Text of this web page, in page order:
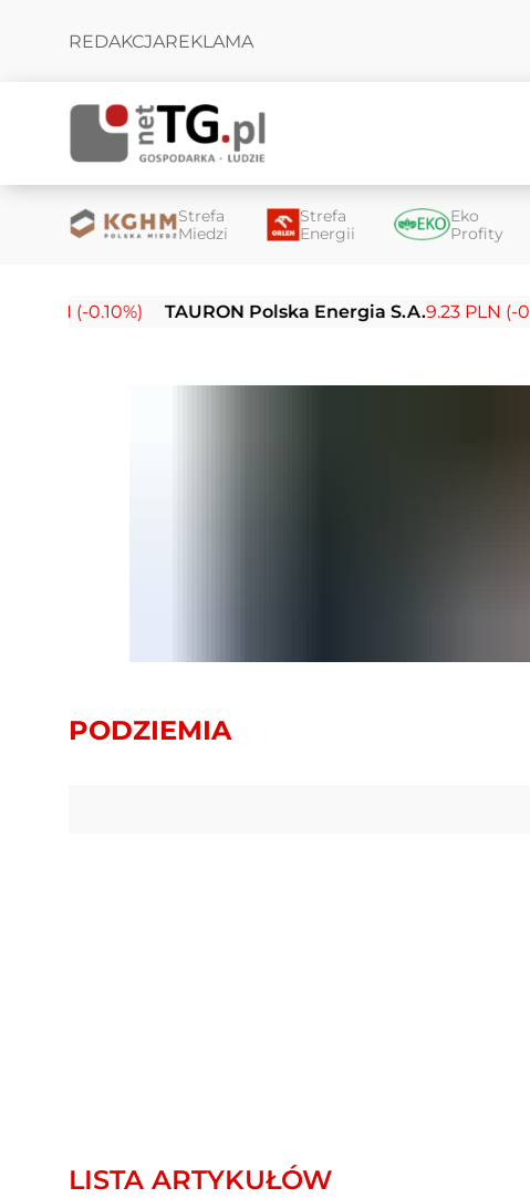
REDAKCJAREKLAMA
Strefa
Miedzi
Strefa
Energii
Eko
Profity
(-0.10%) TAURON Polska Energia S.A.9.23 PLN (-0.03%)
PODZIEMIA
LISTA ARTYKUŁÓW